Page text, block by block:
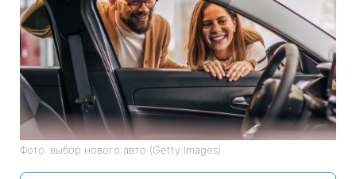
Фото: выбор нового авто (Getty Images)